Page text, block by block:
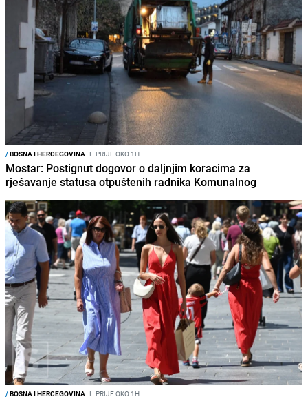
/BOSNA I HERCEGOVINA I PRIJE OKO 1H
Mostar: Postignut dogovor o daljnjim koracima za
rješavanje statusa otpuštenih radnika Komunalnog
/BOSNA I HERCEGOVINA I PRIJE OKO 1H